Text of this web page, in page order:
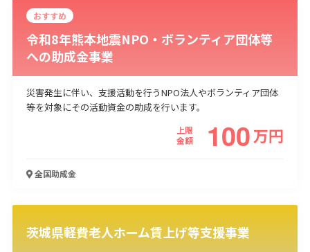
おすすめ
令和8年熊本地震NPO・ボランティア団体等
への助成金事業
災害発生に伴い、支援活動を行うNPO法人やボランティア団体
等を対象にその活動資金の助成を行います。
上限
金額
100万円
全国助成金
茨城県軽費老人ホーム賃上げ等支援事業